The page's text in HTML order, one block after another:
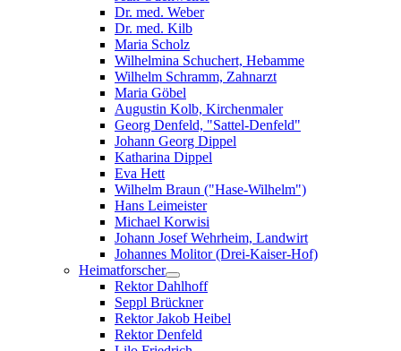
Dr. med. Weber
Dr. med. Kilb
Maria Scholz
Wilhelmina Schuchert, Hebamme
Wilhelm Schramm, Zahnarzt
Maria Göbel
Augustin Kolb, Kirchenmaler
Georg Denfeld, "Sattel-Denfeld"
Johann Georg Dippel
Katharina Dippel
Eva Hett
Wilhelm Braun ("Hase-Wilhelm")
Hans Leimeister
Michael Korwisi
Johann Josef Wehrheim, Landwirt
Johannes Molitor (Drei-Kaiser-Hof)
Heimatforscher
Rektor Dahlhoff
Seppl Brückner
Rektor Jakob Heibel
Rektor Denfeld